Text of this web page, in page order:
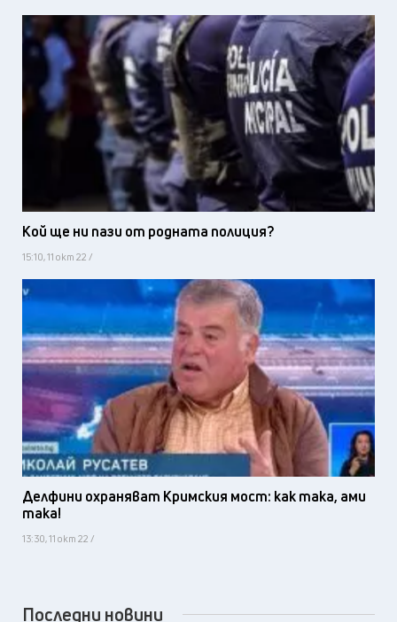
Кой ще ни пази от родната полиция?
15:10, 11 окт 22 /
Делфини охраняват Кримския мост: как така, ами
така!
13:30, 11 окт 22 /
Последни новини